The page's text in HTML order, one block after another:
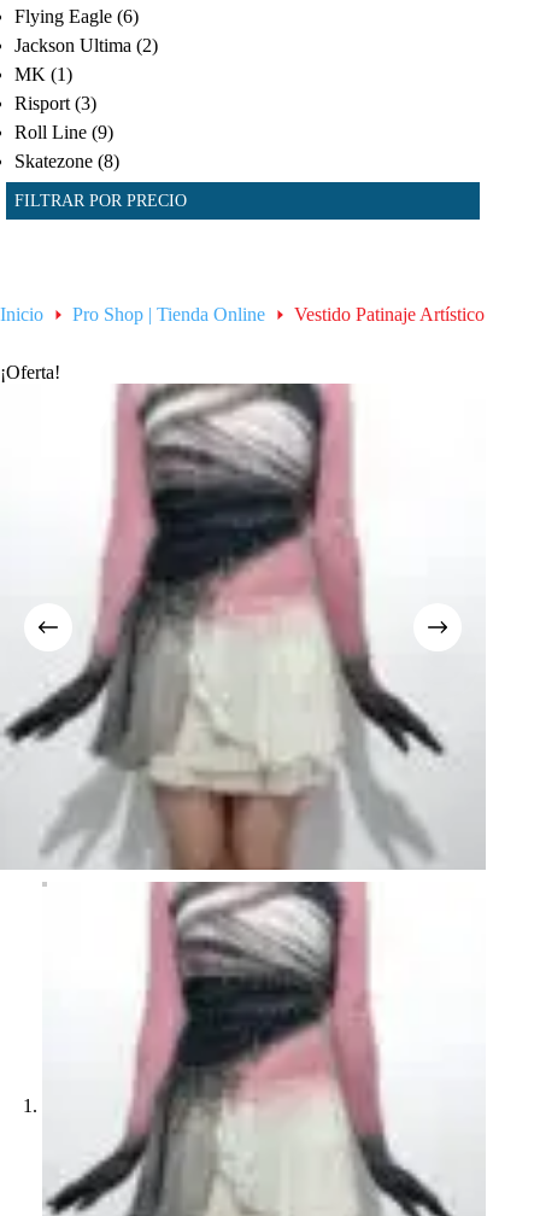
Inicio Pro Shop | Tienda Online Vestido Patinaje Artístico
¡Oferta!
Flying Eagle (6)
Jackson Ultima (2)
MK (1)
Risport (3)
Roll Line (9)
Skatezone (8)
FILTRAR POR PRECIO